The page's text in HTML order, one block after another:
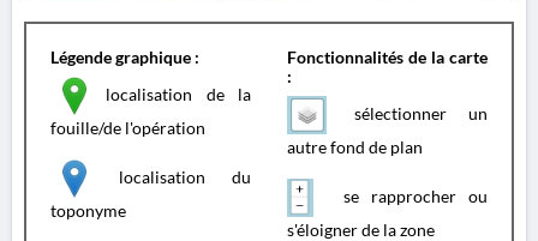
Légende graphique :
localisation de la
fouille/de l'opération
localisation du
toponyme
Fonctionnalités de la carte
:
sélectionner un
autre fond de plan
se rapprocher ou
s'éloigner de la zone